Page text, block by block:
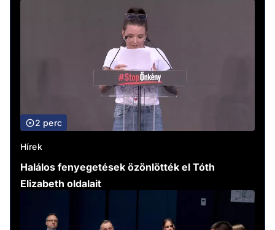
2 perc
Hírek
Halálos fenyegetések özönlötték el Tóth
Elizabeth oldalait